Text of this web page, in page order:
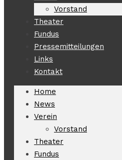
Vorstand
Theater
Fundus
Pressemitteilungen
Links
Kontakt
Home
News
Verein
Vorstand
Theater
Fundus